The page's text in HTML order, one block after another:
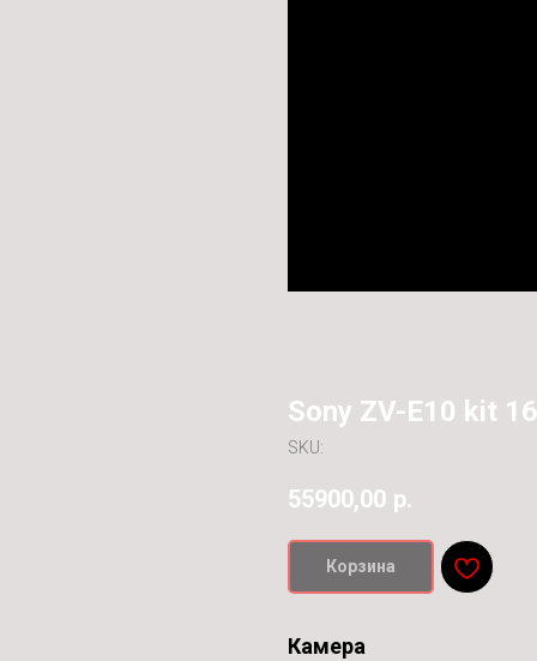
Sony ZV-E10 kit
SKU:
55900,00 р.
Корзина
Камера